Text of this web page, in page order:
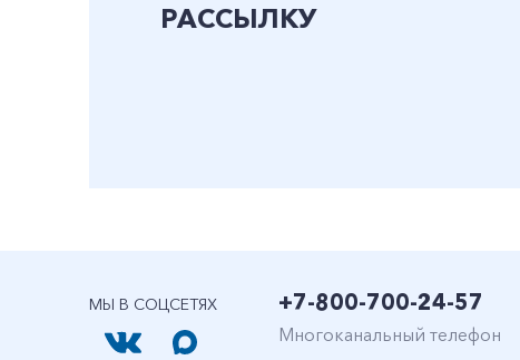
РАССЫЛКУ
МЫ В СОЦСЕТЯХ +7-800-700-24-57
Многоканальный телефон